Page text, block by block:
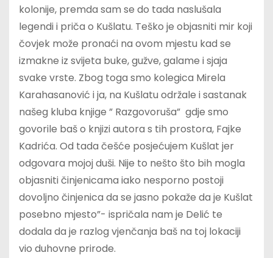
kolonije, premda sam se do tada naslušala
legendi i priča o Kušlatu. Teško je objasniti mir koji
čovjek može pronaći na ovom mjestu kad se
izmakne iz svijeta buke, gužve, galame i sjaja
svake vrste. Zbog toga smo kolegica Mirela
Karahasanović i ja, na Kušlatu održale i sastanak
našeg kluba knjige ” Razgovoruša” gdje smo
govorile baš o knjizi autora s tih prostora, Fajke
Kadrića. Od tada češće posjećujem Kušlat jer
odgovara mojoj duši. Nije to nešto što bih mogla
objasniti činjenicama iako nesporno postoji
dovoljno činjenica da se jasno pokaže da je Kušlat
posebno mjesto”- ispričala nam je Delić te
dodala da je razlog vjenčanja baš na toj lokaciji
vio duhovne prirode.